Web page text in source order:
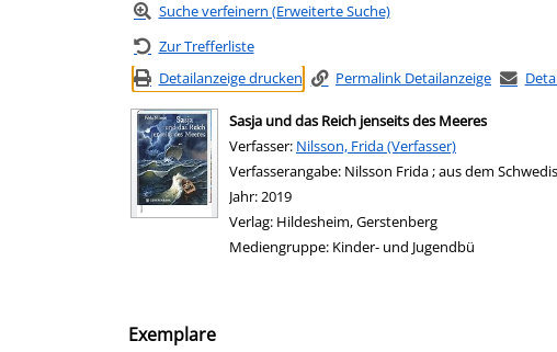
Suche verfeinern (Erweiterte Suche)
Zur Trefferliste
Detailanzeige drucken
Permalink Detailanzeige
Sasja und das Reich jenseits des Meeres
Verfasser: Suche nach diesem Verfasser
Nilsson, Frida (Verfasser)
Verfasserangabe: Nilsson Frida ; aus dem
Jahr:2019
Verlag: Hildesheim, Gerstenberg
Mediengruppe: Kinder- und Jugendbü
Exemplare